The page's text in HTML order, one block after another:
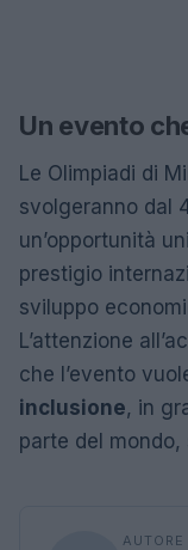
Un evento
Le Olimpiadi di
svolgeranno dal
un’opportunità
prestigio
sviluppo
L’attenzione
che l’evento
inclusione, in
parte del
AUTORE